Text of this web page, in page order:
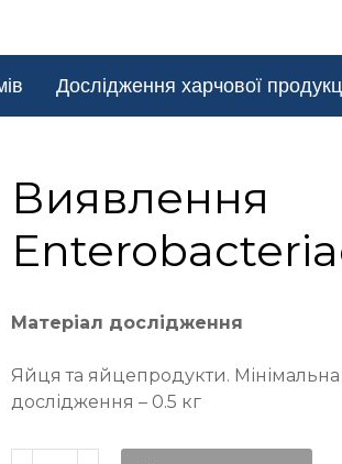
Дослідження харчової
Виявлення
Матеріал дослідження
Яйця та яйцепродукти. Мінімальна
дослідження – 0.5 кг